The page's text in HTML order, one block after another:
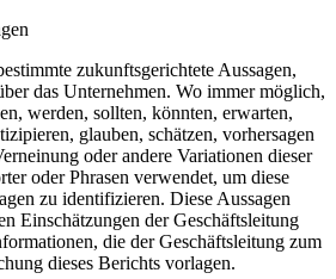
zukunftsgerichtete Aussagen,
das Unternehmen. Wo immer möglich,
werden, sollten, könnten, erwarten,
glauben, schätzen, vorhersagen
oder andere Variationen dieser
oder Phrasen verwendet, um diese
zu identifizieren. Diese Aussagen
Einschätzungen der Geschäftsleitung
die der Geschäftsleitung zum
dieses Berichts vorlagen.